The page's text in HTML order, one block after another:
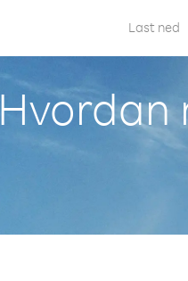
Last ned
Hvordan